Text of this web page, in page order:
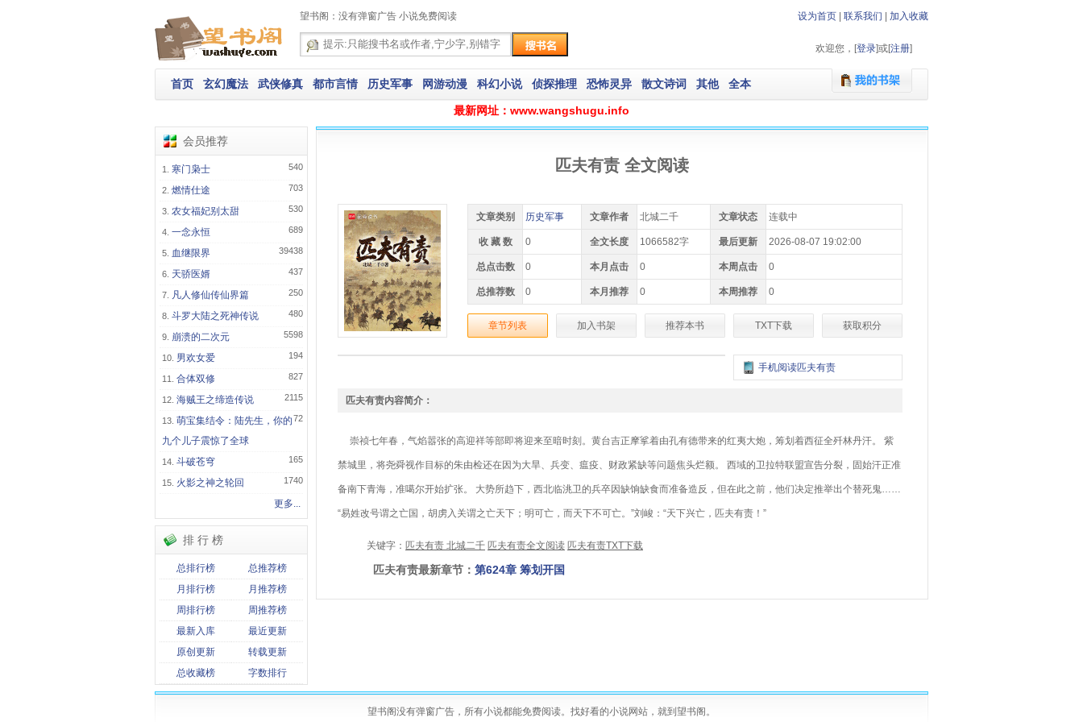
设为首页 联系我们 加入收藏
望书阁：没有弹窗广告 小说免费阅读
欢迎您，[登录]或[注册]
首页 玄幻魔法 武侠修真 都市言情 历史军事 网游动漫 科幻小说 侦探推理 恐怖灵异 散文诗词 其他 全本
最新网址：www.wangshugu.info
会员推荐
540
寒门枭士
703
燃情仕途
530
农女福妃别太甜
689
一念永恒
39438
血继限界
437
天骄医婿
250
凡人修仙传仙界篇
480
斗罗大陆之死神传说
5598
崩溃的二次元
194
男欢女爱
827
合体双修
2115
海贼王之缔造传说
72
萌宝集结令：陆先生，你的
九个儿子震惊了全球
165
斗破苍穹
1740
火影之神之轮回
更多...
排 行 榜
总排行榜
总推荐榜
月排行榜
月推荐榜
周排行榜
周推荐榜
最新入库
最近更新
原创更新
转载更新
总收藏榜
字数排行
匹夫有责 全文阅读
文章类别 历史军事 文章作者 北城二千 文章状态 连载中
收 藏 数 0 全文长度 1066582字 最后更新 2026-08-07 19:02:00
总点击数 0 本月点击 0 本周点击 0
总推荐数 0 本月推荐 0 本周推荐 0
章节列表 加入书架 推荐本书 TXT下载 获取积分
手机阅读匹夫有责
匹夫有责内容简介：
崇祯七年春，气焰嚣张的高迎祥等部即将迎来至暗时刻。黄台吉正摩挲着由孔有德带来的红夷大炮，筹划着西征全歼林丹汗。 紫
禁城里，将尧舜视作目标的朱由检还在因为大旱、兵变、瘟疫、财政紧缺等问题焦头烂额。 西域的卫拉特联盟宣告分裂，固始汗正准
备南下青海，准噶尔开始扩张。 大势所趋下，西北临洮卫的兵卒因缺饷缺食而准备造反，但在此之前，他们决定推举出个替死鬼……
“易姓改号谓之亡国，胡虏入关谓之亡天下；明可亡，而天下不可亡。”刘峻：“天下兴亡，匹夫有责！”
关键字： 匹夫有责 北城二千 匹夫有责全文阅读 匹夫有责TXT下载
匹夫有责最新章节： 第624章 筹划开国
望书阁没有弹窗广告，所有小说都能免费阅读。找好看的小说网站，就到望书阁。